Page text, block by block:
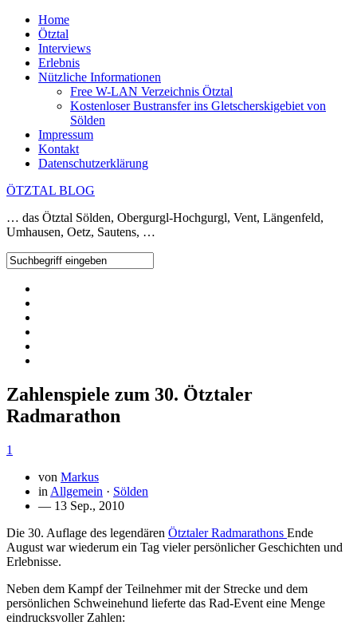
Home
Ötztal
Interviews
Erlebnis
Nützliche Informationen
Free W-LAN Verzeichnis Ötztal
Kostenloser Bustransfer ins Gletscherskigebiet von
Sölden
Impressum
Kontakt
Datenschutzerklärung
ÖTZTAL BLOG
… das Ötztal Sölden, Obergurgl-Hochgurgl, Vent, Längenfeld,
Umhausen, Oetz, Sautens, …
Zahlenspiele zum 30. Ötztaler
Radmarathon
1
von Markus
in Allgemein · Sölden
— 13 Sep., 2010
Die 30. Auflage des legendären Ötztaler Radmarathons Ende
August war wiederum ein Tag vieler persönlicher Geschichten und
Erlebnisse.
Neben dem Kampf der Teilnehmer mit der Strecke und dem
persönlichen Schweinehund lieferte das Rad-Event eine Menge
eindrucksvoller Zahlen: